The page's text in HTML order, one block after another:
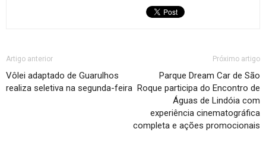
Artigo anterior
Vôlei adaptado de Guarulhos
realiza seletiva na segunda-feira
Próximo artigo
Parque Dream Car de São
Roque participa do Encontro de
Águas de Lindóia com
experiência cinematográfica
completa e ações promocionais